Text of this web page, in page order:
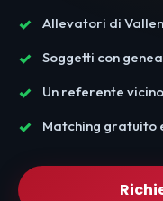
Allevatori di
Soggetti con
Un referente
Matching gratuito